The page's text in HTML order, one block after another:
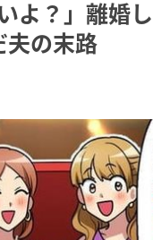
よ？」離婚
の末路